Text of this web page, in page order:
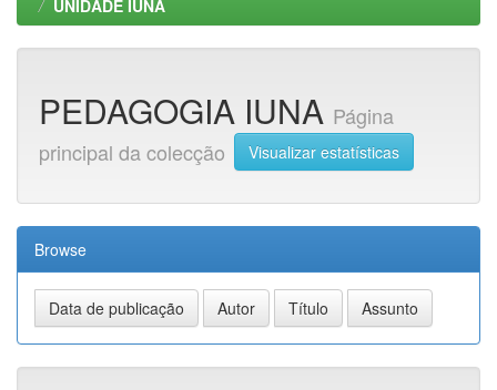
UNIDADE IUNA
PEDAGOGIA IUNA Página
principal da colecção
Visualizar estatísticas
Browse